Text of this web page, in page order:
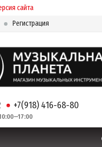
сайта
Регистрация
+7(918) 416-68-80